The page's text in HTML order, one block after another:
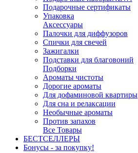
Подарочные сертификаты
Упаковка
Аксессуары
Палочки для диффузоров
Спички для свечей
Зажигалки
Подставки для благовоний
Подборки
Ароматы чистоты
Дорогие ароматы
Для дофаминовой квартиры
Для сна и релаксации
Необычные ароматы
Против запахов
Все Товары
БЕСТСЕЛЛЕРЫ
Бонусы - за покупку!